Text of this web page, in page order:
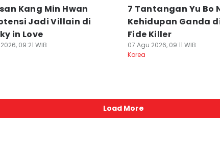
Kang Min Hwan
Jadi Villain di
in Love
09:21 WIB
7 Tantangan Yu Bo
Kehidupan Ganda
Fide Killer
07 Agu 2026, 09:11 WIB
Korea
Load More